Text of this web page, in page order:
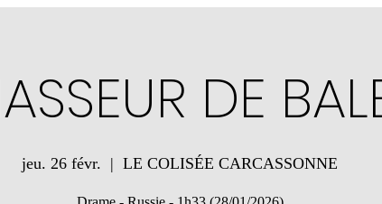
DE
jeu. 26 févr.
  |
LE COLISÉE CARCASSONNE